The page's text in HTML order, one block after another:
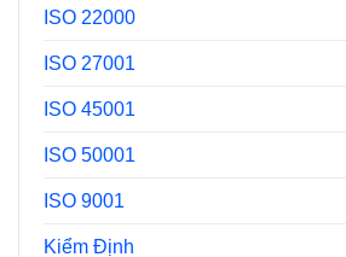
ISO 22000
ISO 27001
ISO 45001
ISO 50001
ISO 9001
Kiểm Định